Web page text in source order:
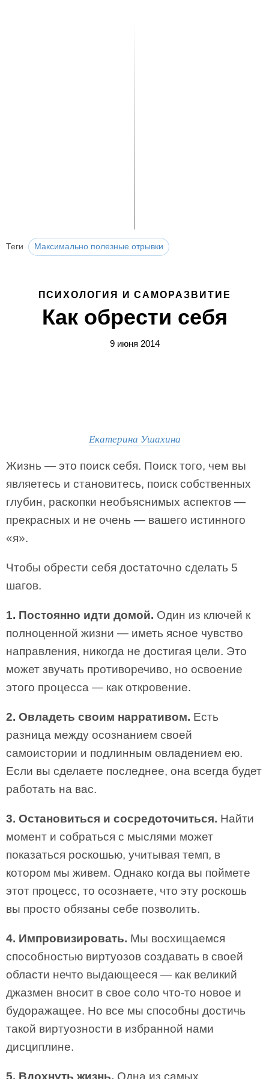
Теги Максимально полезные отрывки
ПСИХОЛОГИЯ И САМОРАЗВИТИЕ
Как обрести себя
9 июня 2014
Екатерина Ушахина
Жизнь — это поиск себя. Поиск того, чем вы
являетесь и становитесь, поиск собственных
глубин, раскопки необъяснимых аспектов —
прекрасных и не очень — вашего истинного
«я».
Чтобы обрести себя достаточно сделать 5
шагов.
1. Постоянно идти домой. Один из ключей к
полноценной жизни — иметь ясное чувство
направления, никогда не достигая цели. Это
может звучать противоречиво, но освоение
этого процесса — как откровение.
2. Овладеть своим нарративом. Есть
разница между осознанием своей
самоистории и подлинным овладением ею.
Если вы сделаете последнее, она всегда будет
работать на вас.
3. Остановиться и сосредоточиться. Найти
момент и собраться с мыслями может
показаться роскошью, учитывая темп, в
котором мы живем. Однако когда вы поймете
этот процесс, то осознаете, что эту роскошь
вы просто обязаны себе позволить.
4. Импровизировать. Мы восхищаемся
способностью виртуозов создавать в своей
области нечто выдающееся — как великий
джазмен вносит в свое соло что-то новое и
будоражащее. Но все мы способны достичь
такой виртуозности в избранной нами
дисциплине.
5. Вдохнуть жизнь. Одна из самых